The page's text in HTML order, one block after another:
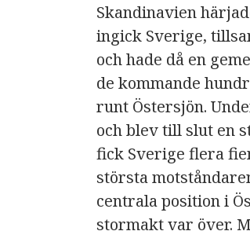
Skandinavien
ingick Sverige,
och hade då en
de kommande
runt Östersjön.
och blev till slut en
fick Sverige flera
största
centrala position i
stormakt var över.